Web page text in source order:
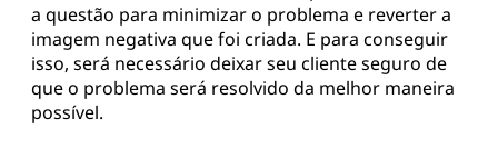
a questão para minimizar o problema e reverter a
imagem negativa que foi criada. E para conseguir
isso, será necessário deixar seu cliente seguro de
que o problema será resolvido da melhor maneira
possível.